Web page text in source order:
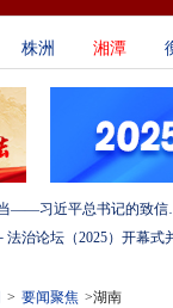
株洲 湘潭
坚定法治自信 强化使
> 要闻聚焦 >湖南